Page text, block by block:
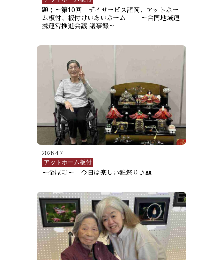
題：～第10回 デイサービス諸岡、アットホー
ム板付、板付けいあいホーム ～合同地域連
携運営推進会議 議事録～
2026.4.7
アットホーム板付
～金屋町～ 今日は楽しい雛祭り♪🎎